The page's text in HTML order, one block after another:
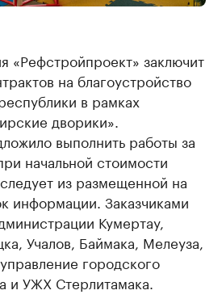
«Рефстройпроект» заключит
на благоустройство
в рамках
дворики».
выполнить работы за
начальной стоимости
из размещенной на
информации. Заказчиками
Кумертау,
Учалов, Баймака, Мелеуза,
городского
и УЖХ Стерлитамака.